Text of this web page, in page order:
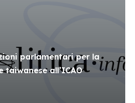
parlamentari per la
taiwanese all’ICAO